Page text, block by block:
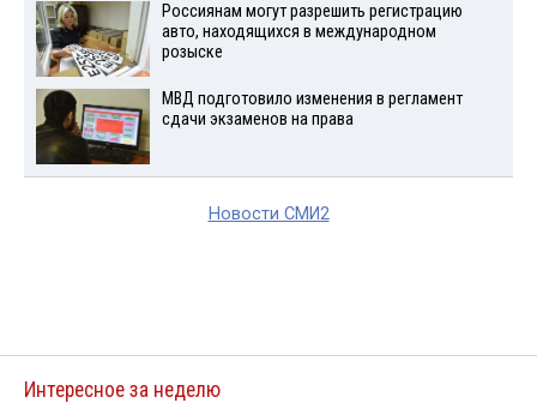
Россиянам могут разрешить регистрацию
авто, находящихся в международном
розыске
МВД подготовило изменения в регламент
сдачи экзаменов на права
Новости СМИ2
Интересное за неделю